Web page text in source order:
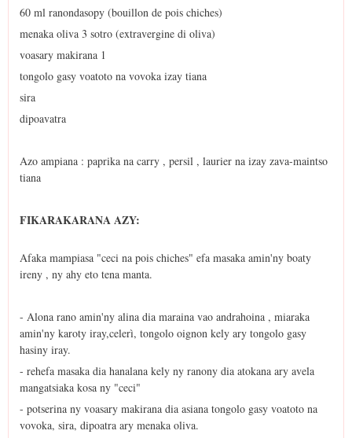
60 ml ranondasopy (bouillon de pois chiches)
menaka oliva 3 sotro (extravergine di oliva)
voasary makirana 1
tongolo gasy voatoto na vovoka izay tiana
sira
dipoavatra
Azo ampiana : paprika na carry , persil , laurier na izay zava-maintso
tiana
FIKARAKARANA AZY:
Afaka mampiasa "ceci na pois chiches" efa masaka amin'ny boaty
ireny , ny ahy eto tena manta.
- Alona rano amin'ny alina dia maraina vao andrahoina , miaraka
amin'ny karoty iray,celerì, tongolo oignon kely ary tongolo gasy
hasiny iray.
- rehefa masaka dia hanalana kely ny ranony dia atokana ary avela
mangatsiaka kosa ny "ceci"
- potserina ny voasary makirana dia asiana tongolo gasy voatoto na
vovoka, sira, dipoatra ary menaka oliva.